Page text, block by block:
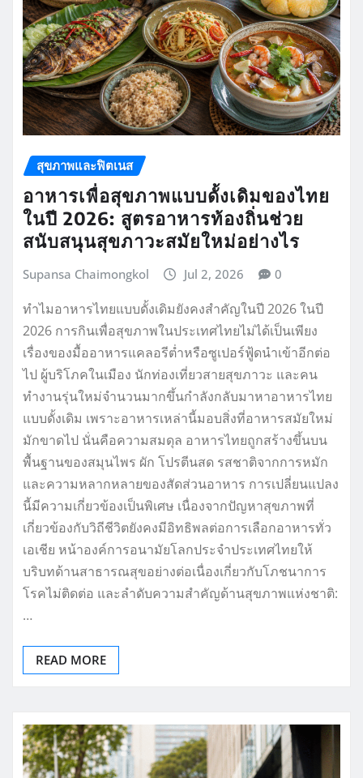
สุขภาพและฟิตเนส
อาหารเพื่อสุขภาพแบบดั้งเดิมของไทย
ในปี 2026: สูตรอาหารท้องถิ่นช่วย
สนับสนุนสุขภาวะสมัยใหม่อย่างไร
Supansa Chaimongkol Jul 2, 2026 0
ทำไมอาหารไทยแบบดั้งเดิมยังคงสำคัญในปี 2026 ในปี
2026 การกินเพื่อสุขภาพในประเทศไทยไม่ได้เป็นเพียง
เรื่องของมื้ออาหารแคลอรีต่ำหรือซูเปอร์ฟู้ดนำเข้าอีกต่อ
ไป ผู้บริโภคในเมือง นักท่องเที่ยวสายสุขภาวะ และคน
ทำงานรุ่นใหม่จำนวนมากขึ้นกำลังกลับมาหาอาหารไทย
แบบดั้งเดิม เพราะอาหารเหล่านี้มอบสิ่งที่อาหารสมัยใหม่
มักขาดไป นั่นคือความสมดุล อาหารไทยถูกสร้างขึ้นบน
พื้นฐานของสมุนไพร ผัก โปรตีนสด รสชาติจากการหมัก
และความหลากหลายของสัดส่วนอาหาร การเปลี่ยนแปลง
นี้มีความเกี่ยวข้องเป็นพิเศษ เนื่องจากปัญหาสุขภาพที่
เกี่ยวข้องกับวิถีชีวิตยังคงมีอิทธิพลต่อการเลือกอาหารทั่ว
เอเชีย หน้าองค์การอนามัยโลกประจำประเทศไทยให้
บริบทด้านสาธารณสุขอย่างต่อเนื่องเกี่ยวกับโภชนาการ
โรคไม่ติดต่อ และลำดับความสำคัญด้านสุขภาพแห่งชาติ:
…
READ MORE